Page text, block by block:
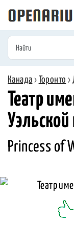
Канада › Торонто ›
Театр
Уэльской
Princess of